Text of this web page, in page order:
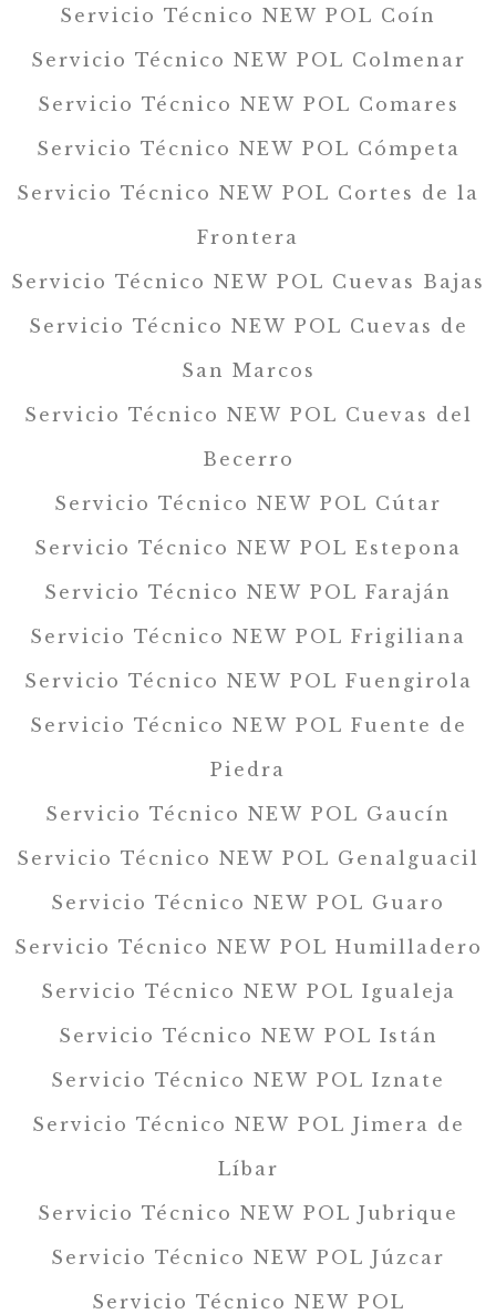
Servicio Técnico NEW POL Coín
Servicio Técnico NEW POL Colmenar
Servicio Técnico NEW POL Comares
Servicio Técnico NEW POL Cómpeta
Servicio Técnico NEW POL Cortes de la
Frontera
Servicio Técnico NEW POL Cuevas Bajas
Servicio Técnico NEW POL Cuevas de
San Marcos
Servicio Técnico NEW POL Cuevas del
Becerro
Servicio Técnico NEW POL Cútar
Servicio Técnico NEW POL Estepona
Servicio Técnico NEW POL Faraján
Servicio Técnico NEW POL Frigiliana
Servicio Técnico NEW POL Fuengirola
Servicio Técnico NEW POL Fuente de
Piedra
Servicio Técnico NEW POL Gaucín
Servicio Técnico NEW POL Genalguacil
Servicio Técnico NEW POL Guaro
Servicio Técnico NEW POL Humilladero
Servicio Técnico NEW POL Igualeja
Servicio Técnico NEW POL Istán
Servicio Técnico NEW POL Iznate
Servicio Técnico NEW POL Jimera de
Líbar
Servicio Técnico NEW POL Jubrique
Servicio Técnico NEW POL Júzcar
Servicio Técnico NEW POL